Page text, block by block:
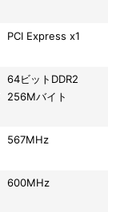
PCI Express x1
64ビットDDR2
256Mバイト
567MHz
600MHz